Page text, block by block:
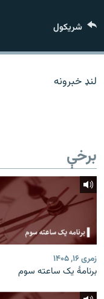
د ازادې اروپا/ ازادي
شريکول
لنډ خبرونه
برخې
زمری ۱۶, ۱۴۰۵
برنامۀ یک ساعته سوم